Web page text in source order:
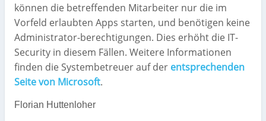
können die betreffenden Mitarbeiter nur die im
Vorfeld erlaubten Apps starten, und benötigen keine
Administrator-berechtigungen. Dies erhöht die IT-
Security in diesem Fällen. Weitere Informationen
finden die Systembetreuer auf der entsprechenden
Seite von Microsoft.
Florian Huttenloher